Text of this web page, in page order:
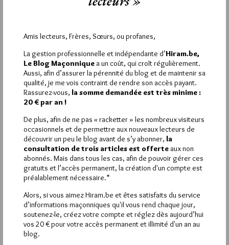
JACQUES ROUBEN
21 SEPTEMBRE 2011 À 11H14 / RÉPONDRE
Merci Jiri pour cette article, et si tu le permets, j’aimerais
ajouter que l’ouvrage rencontre aussi un grand intérêt auprès
des parents qui souhaite expliquer à leurs enfants ce qu’est la
Franc-Maçonnerie. L’ouvrage est donc aussi à faire lire aux
jeunes générations.
Amitiés,
Jacques
réservée aux abonnés.
Si vous souhaitez rédiger des
Amis lecteurs, Frères, Sœurs, ou profanes,
La gestion professionnelle et indépendante d’Hiram.be,
Le Blog Maçonnique a un coût, qui croît régulièrement.
Aussi, afin d’assurer la pérennité du blog et de maintenir sa
qualité, je me vois contraint de rendre son accès payant.
Rassurez-vous, la somme demandée est très minime :
20 € par an !
De plus, afin de ne pas « racketter » les nombreux visiteurs
occasionnels et de permettre aux nouveaux lecteurs de
découvrir un peu le blog avant de s’y abonner, la
consultation de trois articles est offerte aux non
abonnés. Mais dans tous les cas, afin de pouvoir gérer ces
gratuits et l’accès permanent, la création d'un compte est
préalablement nécessaire.*
Alors, si vous aimez Hiram.be et êtes satisfaits du service
d’informations maçonniques qu'il vous rend chaque jour,
soutenez-le, créez votre compte et réglez dès aujourd’hui
vos 20 € pour votre accès permanent et illimité d'un an au
blog.